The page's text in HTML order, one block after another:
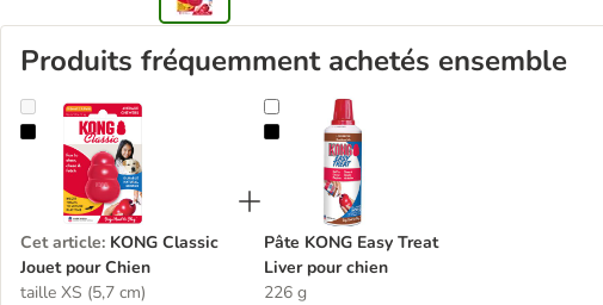
Produits fréquemment achetés ensemble
KONG Classic Jouet pour Chien
Cet article: KONG Classic
Jouet pour Chien
taille XS (5,7 cm)
Pâte KONG Easy Treat Liver pour chien
Pâte KONG Easy Treat
Liver pour chien
226 g